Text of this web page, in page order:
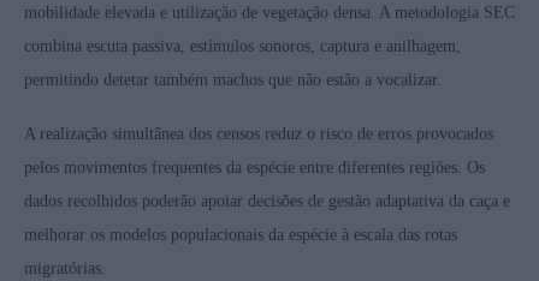
mobilidade elevada e utilização de vegetação densa. A metodologia SEC
combina escuta passiva, estímulos sonoros, captura e anilhagem,
permitindo detetar também machos que não estão a vocalizar.
A realização simultânea dos censos reduz o risco de erros provocados
pelos movimentos frequentes da espécie entre diferentes regiões. Os
dados recolhidos poderão apoiar decisões de gestão adaptativa da caça e
melhorar os modelos populacionais da espécie à escala das rotas
migratórias.